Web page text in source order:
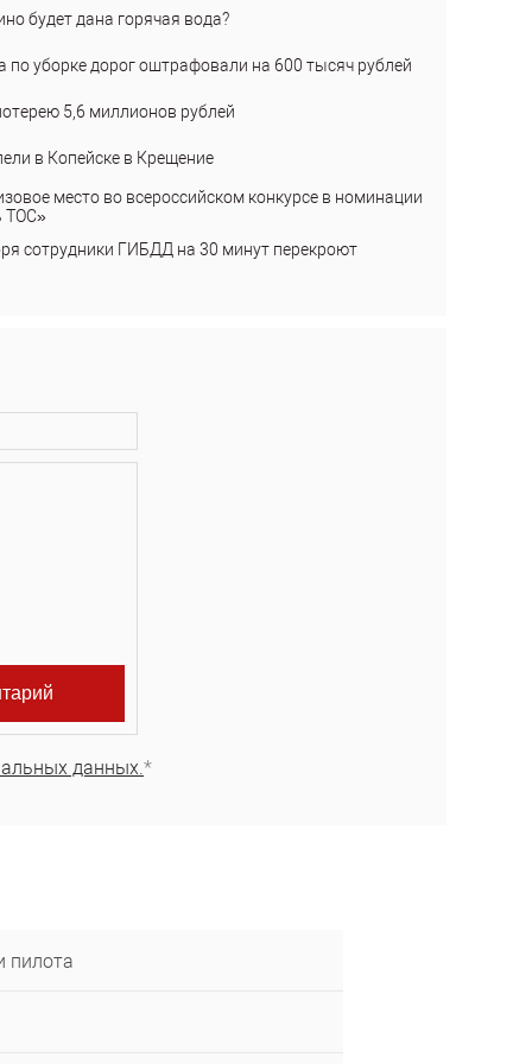
будет дана горячая вода?
по уборке дорог оштрафовали на 600 тысяч рублей
5,6 миллионов рублей
в Копейске в Крещение
место во всероссийском конкурсе в номинации
ТОС»
сотрудники ГИБДД на 30 минут перекроют
данных.*
пилота